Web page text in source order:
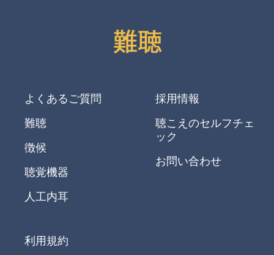
よくあるご質問
難聴
徴候
聴覚機器
人工内耳
採用情報
聴こえのセルフチェ
ック
お問い合わせ
利用規約